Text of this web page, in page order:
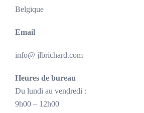
Belgique
Email
info@ jlbrichard.com
Heures de bureau
Du lundi au vendredi :
9h00 – 12h00